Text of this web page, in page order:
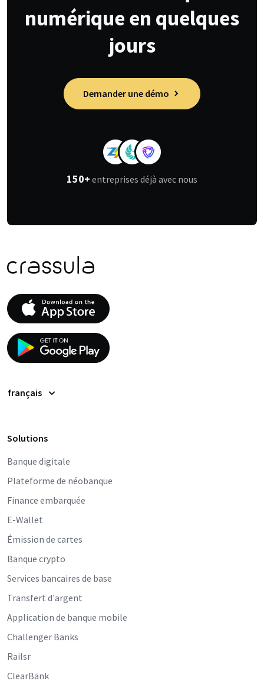
numérique en quelques
jours
Demander une démo
150+ entreprises déjà avec nous
français
Solutions
Banque digitale
Plateforme de néobanque
Finance embarquée
E-Wallet
Émission de cartes
Banque crypto
Services bancaires de base
Transfert d'argent
Application de banque mobile
Challenger Banks
Railsr
ClearBank